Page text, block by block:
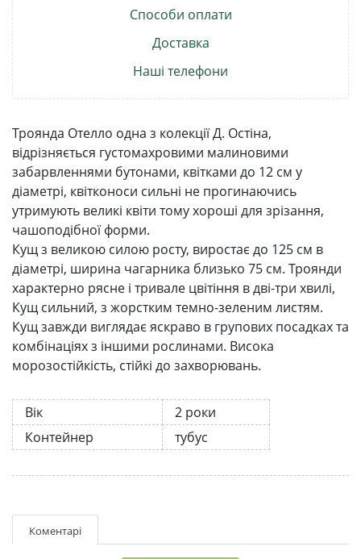
Способи оплати
Доставка
Наші телефони
Троянда Отелло одна з колекції Д. Остіна,
відрізняється густомахровими малиновими
забарвленнями бутонами, квітками до 12 см у
діаметрі, квітконоси сильні не прогинаючись
утримують великі квіти тому хороші для зрізання,
чашоподібної форми.
Кущ з великою силою росту, виростає до 125 см в
діаметрі, ширина чагарника близько 75 см. Троянди
характерно рясне і тривале цвітіння в дві-три хвилі,
Кущ сильний, з жорстким темно-зеленим листям.
Кущ завжди виглядає яскраво в групових посадках та
комбінаціях з іншими рослинами. Висока
морозостійкість, стійкі до захворювань.
Вік
2 роки
Контейнер
тубус
Коментарі